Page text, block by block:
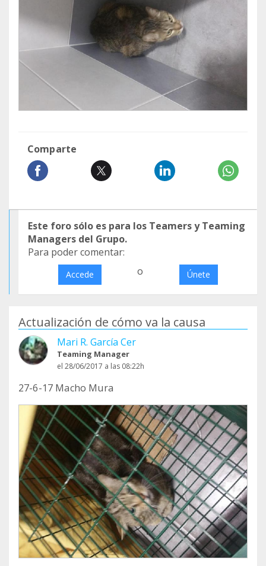
Comparte
Este foro sólo es para los Teamers y Teaming
Managers del Grupo.
Para poder comentar:
Accede o Únete
Actualización de cómo va la causa
Mari R. García Cer
Teaming Manager
el 28/06/2017 a las 08:22h
27-6-17 Macho Mura